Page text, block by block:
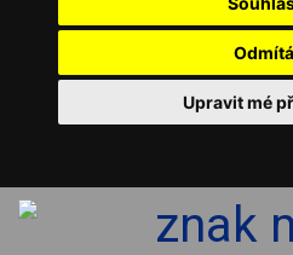
Upravit mé